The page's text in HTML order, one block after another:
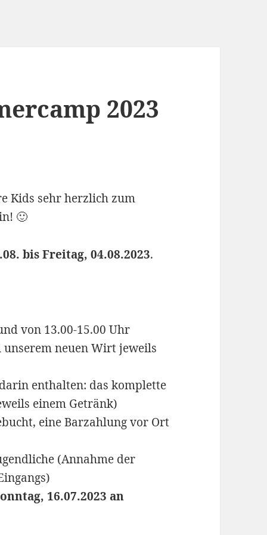
2023
Kids sehr herzlich zum
🙂
bis Freitag, 04.08.2023.
von 13.00-15.00 Uhr
neuen Wirt jeweils
enthalten: das komplette
einem Getränk)
eine Barzahlung vor Ort
(Annahme der
16.07.2023 an